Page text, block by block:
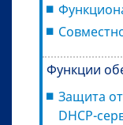
Функции
Защита
DHCP-